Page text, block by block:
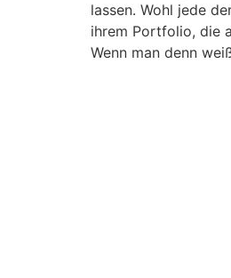
lassen. Wohl jede
ihrem Portfolio, die
Wenn man denn